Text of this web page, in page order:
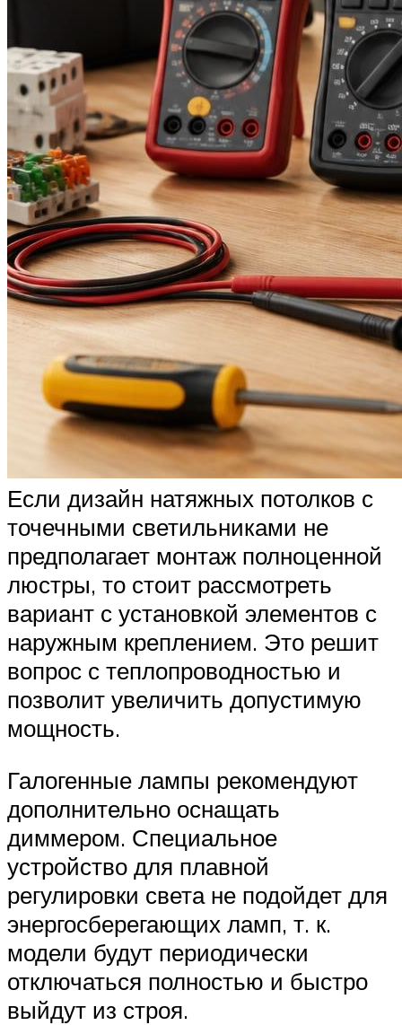
Если дизайн натяжных потолков с
точечными светильниками не
предполагает монтаж полноценной
люстры, то стоит рассмотреть
вариант с установкой элементов с
наружным креплением. Это решит
вопрос с теплопроводностью и
позволит увеличить допустимую
мощность.
Галогенные лампы рекомендуют
дополнительно оснащать
диммером. Специальное
устройство для плавной
регулировки света не подойдет для
энергосберегающих ламп, т. к.
модели будут периодически
отключаться полностью и быстро
выйдут из строя.